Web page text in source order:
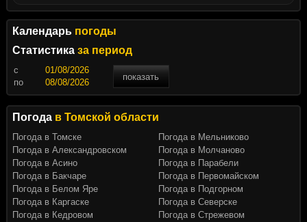
Календарь погоды
Статистика за период
c
показать
по
Погода в Томской области
Погода в Томске
Погода в Александровском
Погода в Асино
Погода в Бакчаре
Погода в Белом Яре
Погода в Каргаске
Погода в Кедровом
Погода в Мельниково
Погода в Молчаново
Погода в Парабели
Погода в Первомайском
Погода в Подгорном
Погода в Северске
Погода в Стрежевом